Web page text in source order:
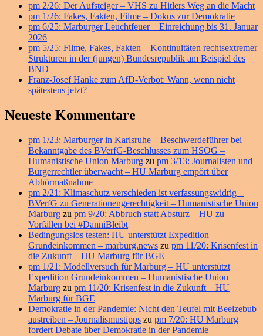
Widget-
Bereich
pm 2/26: Der Aufsteiger – VHS zu Hitlers Weg an die Macht
pm 1/26: Fakes, Fakten, Filme – Dokus zur Demokratie
pm 6/25: Marburger Leuchtfeuer – Einreichung bis 31. Januar
2026
pm 5/25: Filme, Fakes, Fakten – Kontinuitäten rechtsextremer
Strukturen in der (jungen) Bundesrepublik am Beispiel des
BND
Franz-Josef Hanke zum AfD-Verbot: Wann, wenn nicht
spätestens jetzt?
Neueste Kommentare
pm 1/23: Marburger in Karlsruhe – Beschwerdeführer bei
Bekanntgabe des BVerfG-Beschlusses zum HSOG –
Humanistische Union Marburg zu pm 3/13: Journalisten und
Bürgerrechtler überwacht – HU Marburg empört über
Abhörmaßnahme
pm 2/21: Klimaschutz verschieden ist verfassungswidrig –
BVerfG zu Generationengerechtigkeit – Humanistische Union
Marburg zu pm 9/20: Abbruch statt Absturz – HU zu
Vorfällen bei #DanniBleibt
Bedingungslos testen: HU unterstützt Expedition
Grundeinkommen – marburg.news zu pm 11/20: Krisenfest in
die Zukunft – HU Marburg für BGE
pm 1/21: Modellversuch für Marburg – HU unterstützt
Expedition Grundeinkommen – Humanistische Union
Marburg zu pm 11/20: Krisenfest in die Zukunft – HU
Marburg für BGE
Demokratie in der Pandemie: Nicht den Teufel mit Beelzebub
austreiben – Journalismustipps zu pm 7/20: HU Marburg
fordert Debate über Demokratie in der Pandemie